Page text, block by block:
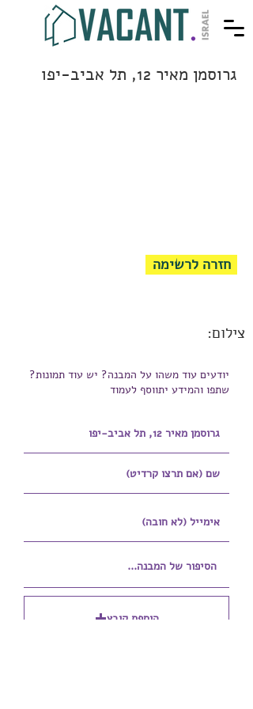
גרוסמן מאיר 12, תל אביב-יפו
חזרה לרשימה
צילום:
יודעים עוד משהו על המבנה? יש עוד תמונות?
שתפו והמידע יתווסף לעמוד
הוספת קובץ